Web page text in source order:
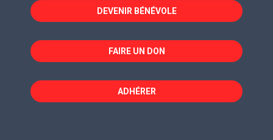
fenêtrefenêtrefenêtre
DEVENIR BÉNÉVOLE
FAIRE UN DON
ADHÉRER